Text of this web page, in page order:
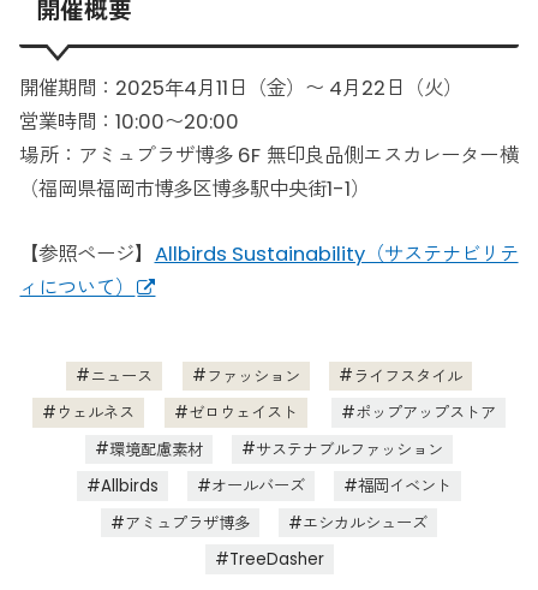
開催概要
開催期間：2025年4月11日（金）〜 4月22日（火）
営業時間：10:00〜20:00
場所：アミュプラザ博多 6F 無印良品側エスカレーター横
（福岡県福岡市博多区博多駅中央街1-1）
【参照ページ】 Allbirds Sustainability（サステナビリテ
ィについて）
ニュース ファッション
ライフスタイル
ウェルネス
ゼロウェイスト
ポップアップストア
環境配慮素材
サステナブルファッション
Allbirds
オールバーズ
福岡イベント
アミュプラザ博多
エシカルシューズ
TreeDasher